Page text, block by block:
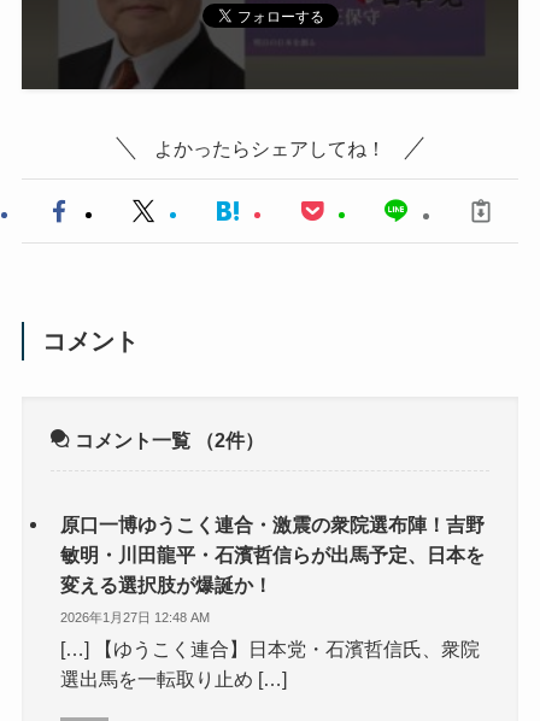
よかったらシェアしてね！
コメント
コメント一覧 （2件）
原口一博ゆうこく連合・激震の衆院選布陣！吉野
敏明・川田龍平・石濱哲信らが出馬予定、日本を
変える選択肢が爆誕か！
2026年1月27日 12:48 AM
[…] 【ゆうこく連合】日本党・石濱哲信氏、衆院
選出馬を一転取り止め […]